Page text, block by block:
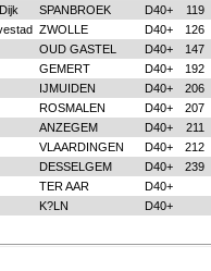
SPANBROEK D40+ 119
ZWOLLE D40+ 126
OUD GASTEL D40+ 147
GEMERT D40+ 192
IJMUIDEN D40+ 206
ROSMALEN D40+ 207
ANZEGEM D40+ 211
VLAARDINGEN D40+ 212
DESSELGEM D40+ 239
TER AAR D40+
K?LN D40+